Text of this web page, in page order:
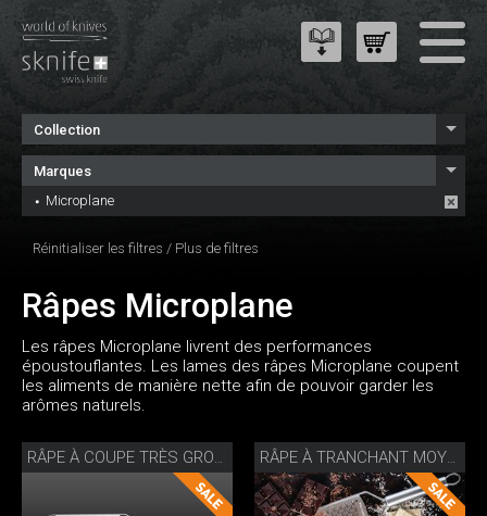
Collection
Marques
Microplane
Réinitialiser les filtres / Plus de filtres
Râpes Microplane
Les râpes Microplane livrent des performances
époustouflantes. Les lames des râpes Microplane coupent
les aliments de manière nette afin de pouvoir garder les
arômes naturels.
RÂPE À COUPE TRÈS GROS GRAINS RÂPE À TRANCHANT MOYEN